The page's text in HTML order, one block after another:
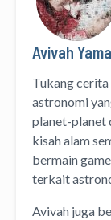
Avivah
Tukang
astronomi
planet-planet
kisah alam
bermain
terkait
Avivah juga